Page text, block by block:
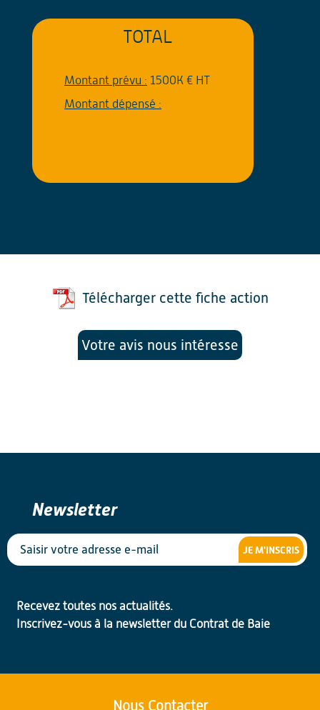
TOTAL
Montant prévu : 1500K € HT
Montant dépensé :
Télécharger cette fiche action
Votre avis nous intéresse
Newsletter
JE M'INSCRIS
Recevez toutes nos actualités.
Inscrivez-vous à la newsletter du Contrat de Baie
Nous Contacter